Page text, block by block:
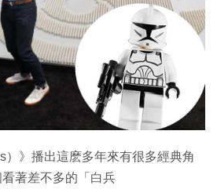
）》播出這麽多年來有很多經典角
著差不多的「白兵